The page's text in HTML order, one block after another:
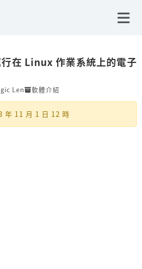
在 Linux 作業系統上的電子
Len 軟體介紹
年 11 月 1 日 12 時